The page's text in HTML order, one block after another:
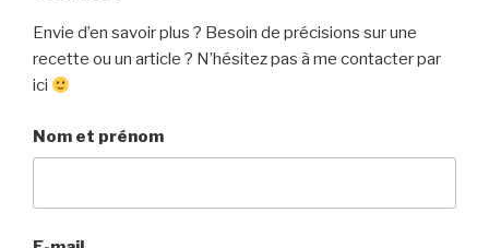
Envie d’en savoir plus ? Besoin de précisions sur une
recette ou un article ? N’hésitez pas à me contacter par
ici
Nom et prénom